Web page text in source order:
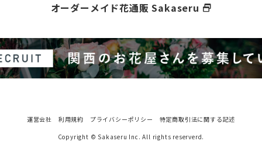
オーダーメイド花通販 Sakaseru select_window
運営会社 利用規約 プライバシーポリシー
特定商取引法に関する記述
Copyright © Sakaseru Inc. All rights reserverd.